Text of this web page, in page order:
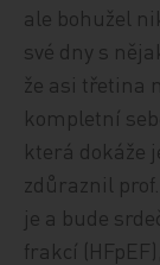
ale bohužel
své dny s
že asi třetina
kompletní
která dokáže
zdůraznil
je a bude
frakcí